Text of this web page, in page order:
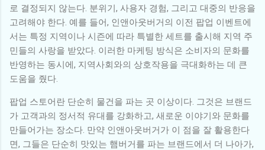
로 결정되지 않는다. 분위기, 사용자 경험, 그리고 대중의 반응을
고려해야 한다. 예를 들어, 인앤아웃버거의 이전 팝업 이벤트에
서는 특정 지역이나 시즌에 따라 특별한 세트를 출시해 지역 주
민들의 사랑을 받았다. 이러한 마케팅 방식은 소비자의 문화를
반영하는 동시에, 지역사회와의 상호작용을 극대화하는 데 큰
도움을 줬다.
팝업 스토어란 단순히 물건을 파는 곳 이상이다. 그것은 브랜드
가 고객과의 정서적 유대를 강화하고, 새로운 이야기와 문화를
만들어가는 장소다. 만약 인앤아웃버거가 이 점을 잘 활용한다
면, 그들은 단순히 맛있는 햄버거를 파는 브랜드에서 더 나아가,